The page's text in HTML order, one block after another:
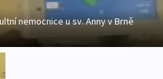
nemocnice u sv. Anny v Brně